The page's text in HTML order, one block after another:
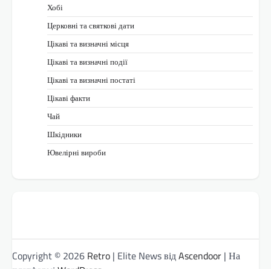
Хобі
Церковні та святкові дати
Цікаві та визначні місця
Цікаві та визначні події
Цікаві та визначні постаті
Цікаві факти
Чай
Шкідники
Ювелірні вироби
Copyright © 2026 Retro | Elite News відAscendoor | На